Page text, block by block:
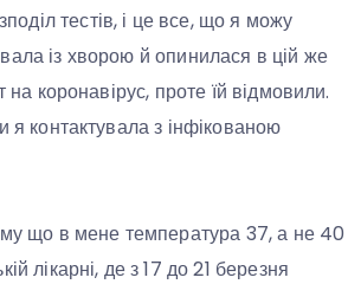
тестів, і це все, що я можу
із хворою й опинилася в цій же
на коронавірус, проте їй відмовили.
я контактувала з інфікованою
що в мене температура 37, а не 40
лікарні, де з 17 до 21 березня